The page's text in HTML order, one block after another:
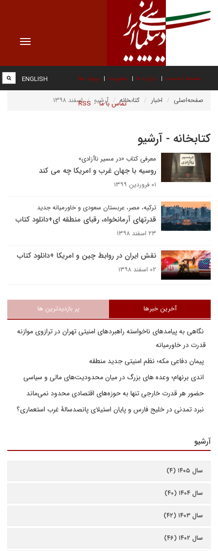
Toggle
صفحه نخست درباره ما عضویت پیوند ها
تماس با ما RSS
ENGLISH
صفحه‌اصلی اخبار کتابخانه آرشیو اسفند ۱۳۹۸
کتابخانه - آرشیو
معرفی کتاب «در مسیر ناآزادی»
روسیه با جهان غرب و امریکا چه می کند
۰۱ فروردین ۱۳۹۹
ترکیه، مصر، عربستان سعودی و خاورمیانه جدید
قدرتهای آرمانخواه، رقبای منطقه ای+دانلود کتاب
۲۳ اسفند ۱۳۹۸
نقش ایران در روابط چین و امریکا +دانلود کتاب
۰۲ اسفند ۱۳۹۸
آخرین خبرها پر بازدیدترین ها
نگاهی به پیامدهای ناخواسته راهبردهای امنیتی تهران در ترازوی موازنه
قدرت در خاورمیانه
پیمان دفاعی مکه؛ نظم امنیتی جدید منطقه
اندی برنهام؛ وعده های بزرگ در میان محدودیت‌های مالی و سیاسی
حضور هر قدرت خارجی تنها به حوزه‌های اقتصادی محدود نمی‌ماند
نبرد تمدنی در خلیج فارس و پایان استیلای پانصدسالۀ غرب استعماری؟
آرشیو
سال ۱۴۰۵ (۴)
سال ۱۴۰۴ (۴۰)
سال ۱۴۰۳ (۴۲)
سال ۱۴۰۲ (۴۶)